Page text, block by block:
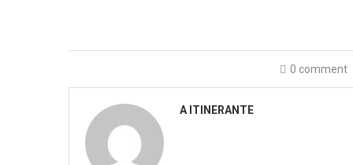
0 comment
A ITINERANTE